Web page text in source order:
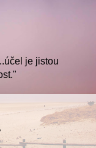
je jistou